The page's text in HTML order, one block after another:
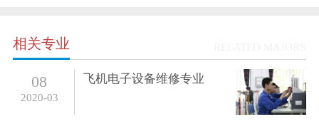
相关专业
08
2020-03
飞机电子设备维修专业